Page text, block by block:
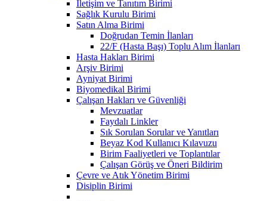
İletişim ve Tanıtım Birimi
Sağlık Kurulu Birimi
Satın Alma Birimi
Doğrudan Temin İlanları
22/F (Hasta Başı) Toplu Alım İlanları
Hasta Hakları Birimi
Arşiv Birimi
Ayniyat Birimi
Biyomedikal Birimi
Çalışan Hakları ve Güvenliği
Mevzuatlar
Faydalı Linkler
Sık Sorulan Sorular ve Yanıtları
Beyaz Kod Kullanıcı Kılavuzu
Birim Faaliyetleri ve Toplantılar
Çalışan Görüş ve Öneri Bildirim
Çevre ve Atık Yönetim Birimi
Disiplin Birimi